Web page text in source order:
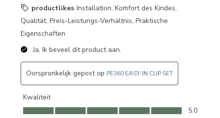
productlikes Installation, Komfort des Kindes,
Qualität, Preis-Leistungs-Verhältnis, Praktische
Eigenschaften
Ja, Ik beveel dit product aan.
Oorspronkelijk gepost op PE360 EASY-IN CLIP SET
Kwaliteit
Kwaliteit, 5.0 van 5
5.0